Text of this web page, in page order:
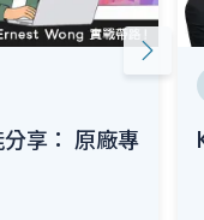
享： 原廠專